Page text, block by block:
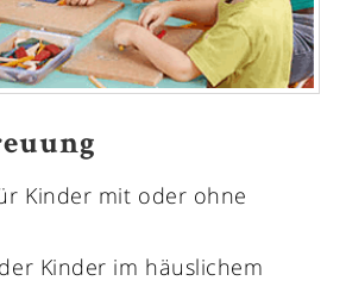
Kinder mit oder ohne
Kinder im häuslichem